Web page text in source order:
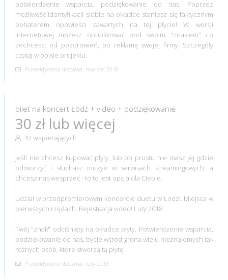
potwierdzenie wsparcia, podziękowanie od nas. Poprzez
możliwość identyfikacji siebie na okładce staniesz się faktycznym
bohaterem opowieści zawartych na tej płycie! W wersji
internetowej możesz opublikować pod swoim "znakiem" co
zechcesz: od pozdrowień, po reklamę swojej firmy. Szczegóły
czytaj w opisie projektu.
Przewidywana dostawa: marzec 2018
bilet na koncert Łódź + video + podziękowanie
30 zł lub więcej
42 wspierających
Jeśli nie chcesz kupować płyty, lub po prostu nie masz jej gdzie
odtworzyć i słuchasz muzyki w serwisach streamingowych, a
chcesz nas wesprzeć - to to jest opcja dla Ciebie.
Udział w przedpremierowym koncercie duetu w Łodzi. Miejsca w
pierwszych rzędach. Rejestracja video! Luty 2018.
Twój "znak" odciśnięty na okładce płyty. Potwierdzenie wsparcia,
podziękowanie od nas, bycie wśród grona wielu nieznajomych tak
różnych osób, które stworzą tą płytę.
Przewidywana dostawa: luty 2018